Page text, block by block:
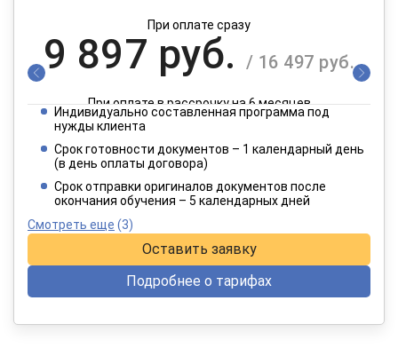
При оплате сразу
9 897 руб. / 16 497 руб.
При оплате в рассрочку на 6 месяцев
4 949 руб. / 8 249 руб.
При оплате в рассрочку на 12 месяцев
Индивидуально составленная программа под
нужды клиента
Срок готовности документов – 1 календарный день
(в день оплаты договора)
Срок отправки оригиналов документов после
окончания обучения – 5 календарных дней
Смотреть еще (3)
Оставить заявку
Подробнее о тарифах